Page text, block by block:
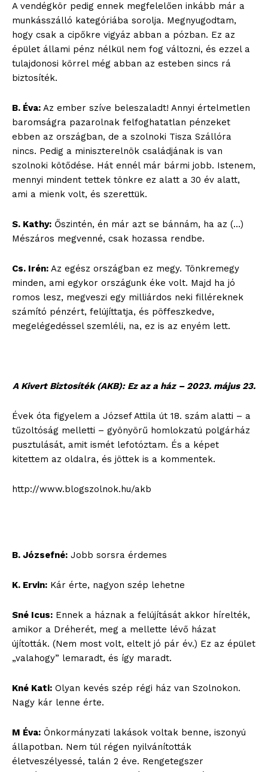
A vendégkör pedig ennek megfelelően inkább már a
munkásszálló kategóriába sorolja. Megnyugodtam,
hogy csak a cipőkre vigyáz abban a pózban. Ez az
épület állami pénz nélkül nem fog változni, és ezzel a
tulajdonosi körrel még abban az esteben sincs rá
biztosíték.
B. Éva: Az ember szíve beleszaladt! Annyi értelmetlen
baromságra pazarolnak felfoghatatlan pénzeket
ebben az országban, de a szolnoki Tisza Szállóra
nincs. Pedig a miniszterelnök családjának is van
szolnoki kötődése. Hát ennél már bármi jobb. Istenem,
mennyi mindent tettek tönkre ez alatt a 30 év alatt,
ami a mienk volt, és szerettük.
S. Kathy: Őszintén, én már azt se bánnám, ha az (…)
Mészáros megvenné, csak hozassa rendbe.
Cs. Irén: Az egész országban ez megy. Tönkremegy
minden, ami egykor országunk éke volt. Majd ha jó
romos lesz, megveszi egy milliárdos neki filléreknek
számító pénzért, felújíttatja, és pöffeszkedve,
megelégedéssel szemléli, na, ez is az enyém lett.
A Kivert Biztosíték (AKB): Ez az a ház – 2023. május 23.
Évek óta figyelem a József Attila út 18. szám alatti – a
tűzoltóság melletti – gyönyörű homlokzatú polgárház
pusztulását, amit ismét lefotóztam. És a képet
kitettem az oldalra, és jöttek is a kommentek.
http://www.blogszolnok.hu/akb
B. Józsefné: Jobb sorsra érdemes
K. Ervin: Kár érte, nagyon szép lehetne
Sné Icus: Ennek a háznak a felújítását akkor hírelték,
amikor a Dréherét, meg a mellette lévő házat
újították. (Nem most volt, eltelt jó pár év.) Ez az épület
„valahogy” lemaradt, és így maradt.
Kné Kati: Olyan kevés szép régi ház van Szolnokon.
Nagy kár lenne érte.
M Éva: Önkormányzati lakások voltak benne, iszonyú
állapotban. Nem túl régen nyilvánították
életveszélyessé, talán 2 éve. Rengetegszer